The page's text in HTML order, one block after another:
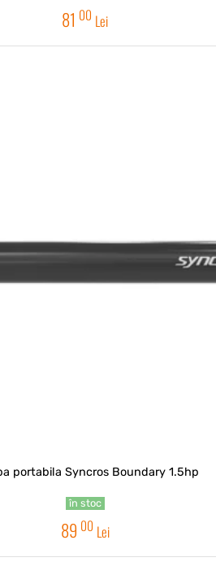
81 00 Lei
portabila Syncros Boundary 1.5hp
în stoc
89 00 Lei